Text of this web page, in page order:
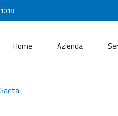
Home Azienda